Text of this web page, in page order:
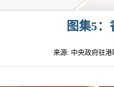
图集5
来源: 中央政府驻